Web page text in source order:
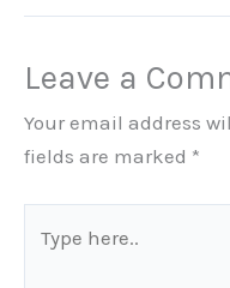
Leave a
Your email address
fields are marked *
here..